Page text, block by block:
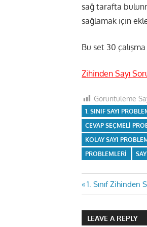
sağ tarafta
sağlamak için
Bu set 30 çalışma
Zihinden Sayı
Görüntüleme
1. SINIF SAYI
CEVAP SEÇMELI
KOLAY SAYI
PROBLEMLERI
Yazı
Previous
Post:
1. Sınıf Zihinden
LEAVE A REPLY